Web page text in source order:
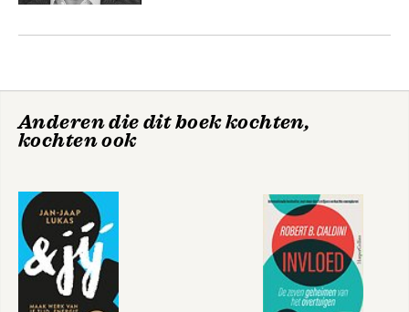
onder meer Service Management, ITIL,
door ruim 30 jaar ervaring in de ICT.
Zeer succesvol waren onder meer:
techniek (4 drukken)
* MBO ICT Gebruikersondersteuning
* Service Desk 4 / ITIL Foundation
Andere boeken door Frits Gubbels
Cryptobeleggen
voor beginners
Servicemanagement
| versie 2020
Anderen die dit boek kochten,
kochten ook